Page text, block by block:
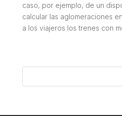
caso, por ejemplo, de un
calcular las aglomeraciones
a los viajeros los trenes con